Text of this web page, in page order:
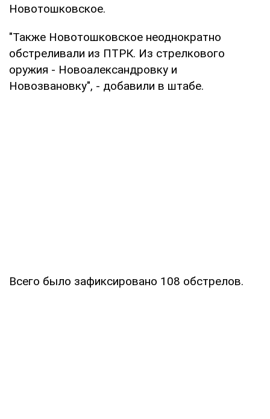
Новотошковское.
"Также Новотошковское неоднократно
обстреливали из ПТРК. Из стрелкового
оружия - Новоалександровку и
Новозвановку", - добавили в штабе.
Всего было зафиксировано 108 обстрелов.